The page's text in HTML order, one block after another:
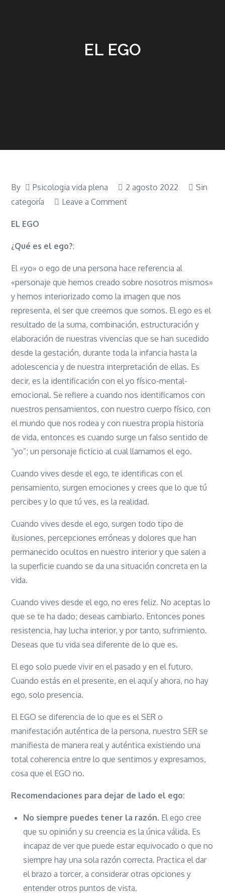
EL EGO
By Psicologia vida plena 2 agosto 2022
Sin
categoría
Leave a Commenton
EL EGO
¿Qué es el ego?:
El «yo» o ego de una persona hace referencia al
«personaje que hemos creado sobre nosotros mismos»
y hemos interiorizado como la imagen que nos
representa, el ser que creemos que somos. El ego es el
resultado de la suma, combinación, estructuración y
elaboración de nuestras vivencias que se han sucedido
desde la gestación, durante toda la infancia hasta la
adolescencia y de nuestra interpretación de ellas. Es
decir, es la identificación con el yo físico-mental-
emocional. Se refiere a cuando nos identificamos con
nuestros pensamientos, con nuestro cuerpo físico, con
el mundo que nos rodea y con nuestra propia historia
de vida, entonces es cuando surge un falso sentido de
“yo”; un personaje ficticio al cual llamamos el ego.
Cuando vives desde el ego, te identificas con el
pensamiento, surgen emociones y crees que lo que tú
percibes y lo que tú ves, es la realidad.
Cuando vives desde el ego, surgen todo tipo de
ilusiones, percepciones erróneas y dolores que han
permanecido ocultos en nuestro interior y que salen a
la superficie cuando se da una situación concreta en la
vida.
Cuando vives desde el ego, no eres feliz. No aceptas lo
que se te ha dado; deseas cambiarlo. Entonces pones
resistencia, hay lucha interior, y por tanto, sufrimiento.
Deseas que tu vida sea diferente de lo que es.
El ego solo puede vivir en el pasado y en el futuro.
Cuando estás en el presente, en el aquí y ahora, no hay
ego, solo presencia.
El EGO se diferencia de lo que es el SER o
manifestación auténtica de la persona, nuestro SER se
manifiesta de manera real y auténtica existiendo una
total coherencia entre lo que sentimos y expresamos,
cosa que el EGO no.
Recomendaciones para dejar de lado el ego:
No siempre puedes tener la razón. El ego cree
que su opinión y su creencia es la única válida. Es
incapaz de ver que puede estar equivocado o que no
siempre hay una sola razón correcta. Practica el dar
el brazo a torcer, a considerar otras opciones y
entender otros puntos de vista.